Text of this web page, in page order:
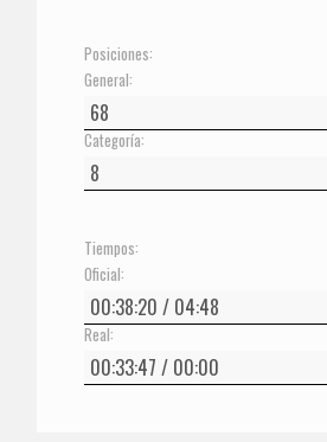
Posiciones:
General:
Categoría:
Tiempos:
Oficial:
Real: